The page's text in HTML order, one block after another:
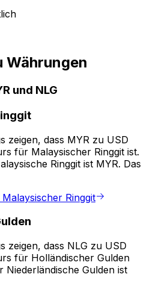
Währungen
und NLG
zeigen, dass MYR zu USD
für Malaysischer Ringgit ist.
Ringgit ist MYR. Das
Ringgit
zeigen, dass NLG zu USD
für Holländischer Gulden
Gulden ist